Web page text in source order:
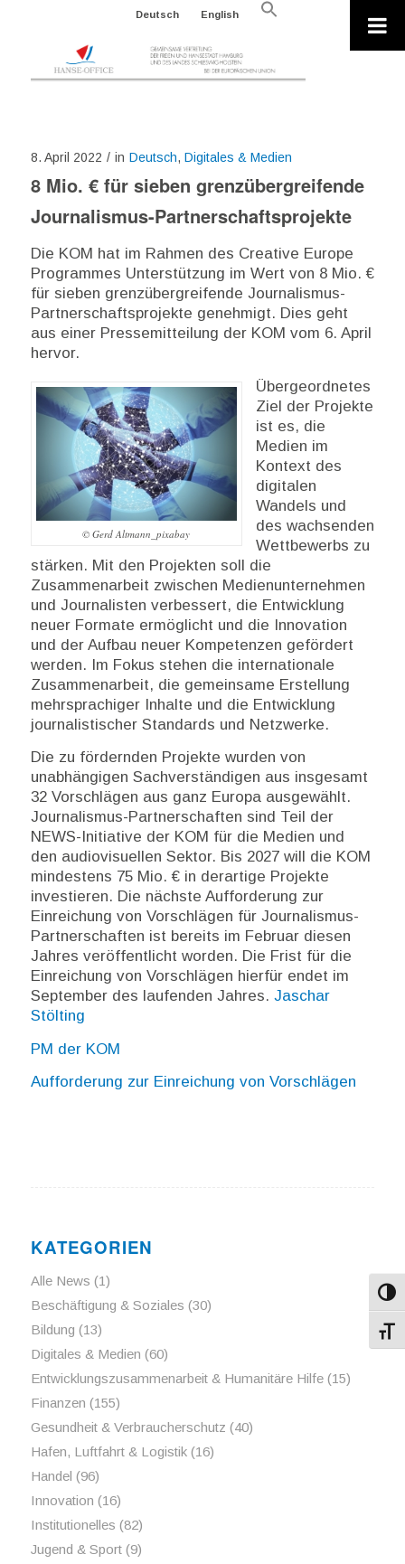
Deutsch English
Search
8. April 2022 / in Deutsch, Digitales & Medien
8 Mio. € für sieben grenzübergreifende
Journalismus-Partnerschaftsprojekte
Die KOM hat im Rahmen des Creative Europe
Programmes Unterstützung im Wert von 8 Mio. €
für sieben grenzübergreifende Journalismus-
Partnerschaftsprojekte genehmigt. Dies geht
aus einer Pressemitteilung der KOM vom 6. April
hervor.
© Gerd Altmann_pixabay
Übergeordnetes
Ziel der Projekte
ist es, die
Medien im
Kontext des
digitalen
Wandels und
des wachsenden
Wettbewerbs zu
stärken. Mit den Projekten soll die
Zusammenarbeit zwischen Medienunternehmen
und Journalisten verbessert, die Entwicklung
neuer Formate ermöglicht und die Innovation
und der Aufbau neuer Kompetenzen gefördert
werden. Im Fokus stehen die internationale
Zusammenarbeit, die gemeinsame Erstellung
mehrsprachiger Inhalte und die Entwicklung
journalistischer Standards und Netzwerke.
Die zu fördernden Projekte wurden von
unabhängigen Sachverständigen aus insgesamt
32 Vorschlägen aus ganz Europa ausgewählt.
Journalismus-Partnerschaften sind Teil der
NEWS-Initiative der KOM für die Medien und
den audiovisuellen Sektor. Bis 2027 will die KOM
mindestens 75 Mio. € in derartige Projekte
investieren. Die nächste Aufforderung zur
Einreichung von Vorschlägen für Journalismus-
Partnerschaften ist bereits im Februar diesen
Jahres veröffentlicht worden. Die Frist für die
Einreichung von Vorschlägen hierfür endet im
September des laufenden Jahres. Jaschar
Stölting
PM der KOM
Aufforderung zur Einreichung von Vorschlägen
KATEGORIEN
Alle News (1)
Beschäftigung & Soziales (30)
Bildung (13)
Digitales & Medien (60)
Entwicklungszusammenarbeit & Humanitäre Hilfe(15)
Finanzen (155)
Gesundheit & Verbraucherschutz (40)
Hafen, Luftfahrt & Logistik(16)
Handel (96)
Innovation (16)
Institutionelles (82)
Jugend & Sport(9)